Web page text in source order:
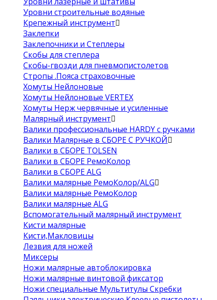
Уровни строительные водяные
Крепежный инструмент
Заклепки
Заклепочники и Степлеры
Скобы для степлера
Скобы-гвозди для пневмопистолетов
Стропы .Пояса страховочные
Хомуты Нейлоновые
Хомуты Нейлоновые VERTEX
Хомуты Нерж червячные и усиленные
Малярный инструмент
Валики профессиональные HARDY с ручками
Валики Малярные в СБОРЕ С РУЧКОЙ
Валики в СБОРЕ TOLSEN
Валики в СБОРЕ РемоКолор
Валики в СБОРЕ ALG
Валики малярные РемоКолор/ALG
Валики малярные РемоКолор
Валики малярные ALG
Вспомогательный малярный инструмент
Кисти малярные
Кисти,Макловицы
Лезвия для ножей
Миксеры
Ножи малярные автоблокировка
Ножи малярные винтовой фиксатор
Ножи специальные Мультитулы Скребки